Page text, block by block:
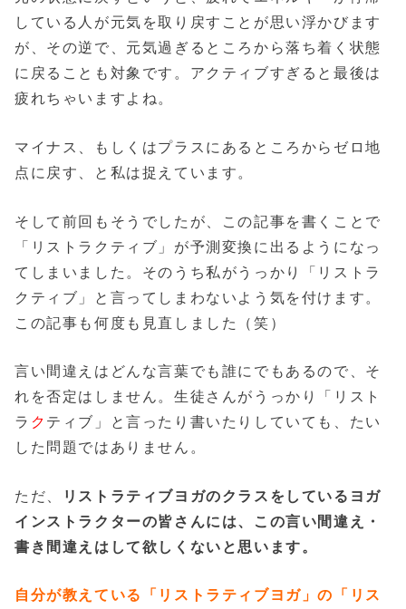
している人が元気を取り戻すことが思い浮かびます
が、その逆で、元気過ぎるところから落ち着く状態
に戻ることも対象です。アクティブすぎると最後は
疲れちゃいますよね。
マイナス、もしくはプラスにあるところからゼロ地
点に戻す、と私は捉えています。
そして前回もそうでしたが、この記事を書くことで
「リストラクティブ」が予測変換に出るようになっ
てしまいました。そのうち私がうっかり「リストラ
クティブ」と言ってしまわないよう気を付けます。
この記事も何度も見直しました（笑）
言い間違えはどんな言葉でも誰にでもあるので、そ
れを否定はしません。生徒さんがうっかり「リスト
ラ ク ティブ」と言ったり書いたりしていても、たい
した問題ではありません。
ただ、
リストラティブヨガのクラスをしているヨガ
インストラクターの皆さんには、この言い間違え・
書き間違えはして欲しくないと思います。
自分が教えている「リストラティブヨガ」の「リス